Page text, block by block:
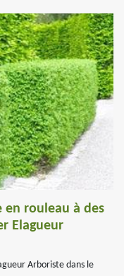
en rouleau à des
Elagueur
Arboriste dans le